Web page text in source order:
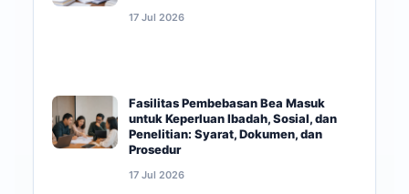
17 Jul 2026
Fasilitas Pembebasan Bea Masuk
untuk Keperluan Ibadah, Sosial, dan
Penelitian: Syarat, Dokumen, dan
Prosedur
17 Jul 2026